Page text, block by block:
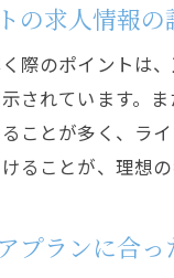
の求人情報の
際のポイントは
されています。
ことが多く、ラ
ることが、理想
プランに合